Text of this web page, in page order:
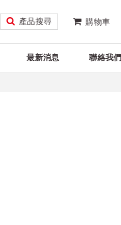
產品搜尋 購物車
最新消息 聯絡我們